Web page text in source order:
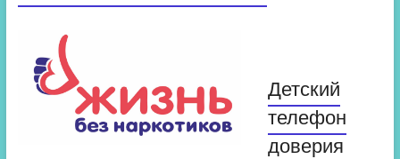
Детский
телефон
доверия